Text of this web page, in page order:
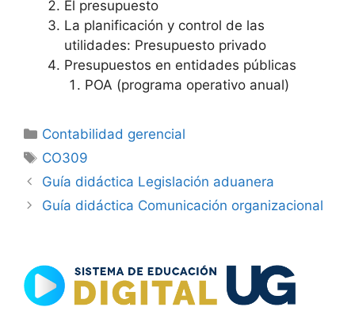
El presupuesto
La planificación y control de las
utilidades: Presupuesto privado
Presupuestos en entidades públicas
POA (programa operativo anual)
Categorías
Contabilidad gerencial
Etiquetas
CO309
Guía didáctica Legislación aduanera
Guía didáctica Comunicación organizacional